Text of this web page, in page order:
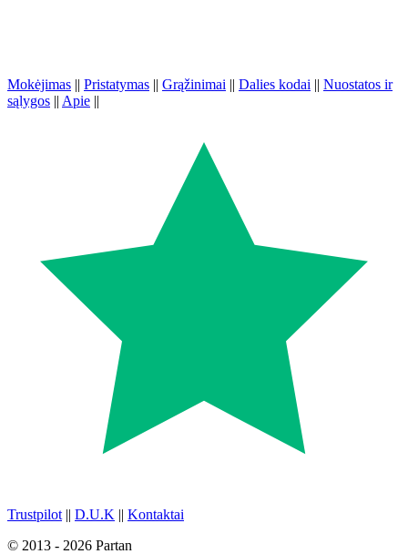
Mokėjimas || Pristatymas || Grąžinimai || Dalies kodai || Nuostatos ir
sąlygos || Apie ||
Trustpilot || D.U.K || Kontaktai
© 2013 - 2026 Partan